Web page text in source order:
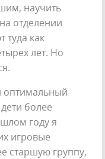
научить
отделении
туда как
лет. Но
оптимальный
более
году я
игровые
старшую группу,